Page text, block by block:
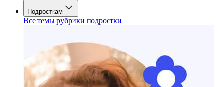
Подросткам
Все темы рубрики подростки